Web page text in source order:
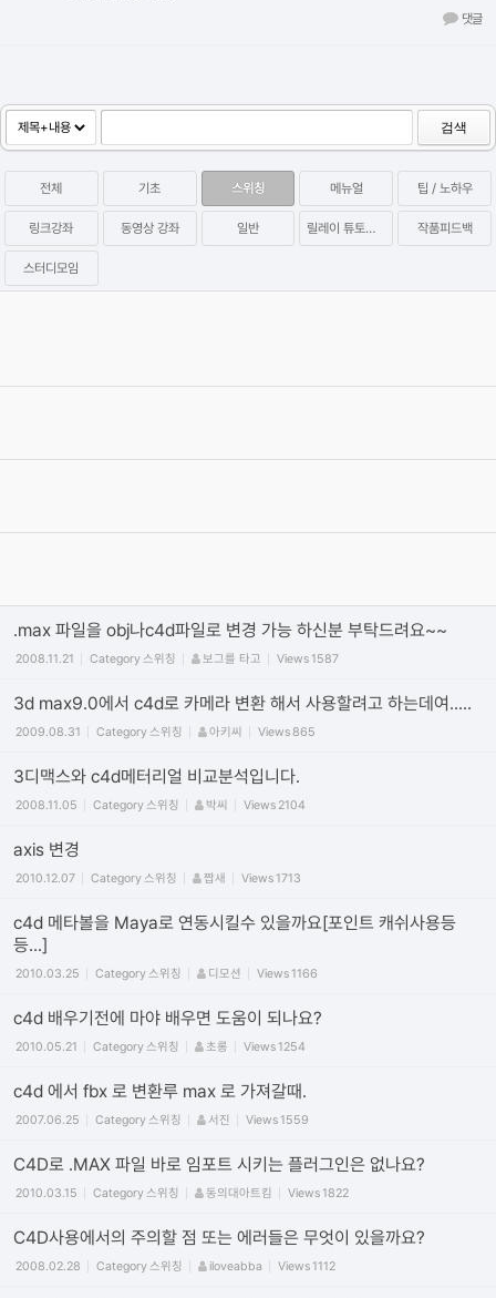
댓글
검색
전체 기초 스위칭 메뉴얼 팁 / 노하우
링크강좌 동영상 강좌 일반 릴레이 튜토리얼 작품피드백
스터디모임
.max 파일을 obj나c4d파일로 변경 가능 하신분 부탁드려요~~
2008.11.21 Category스위칭 보그를 타고 Views1587
3d max9.0에서 c4d로 카메라 변환 해서 사용할려고 하는데여.....
2009.08.31 Category스위칭 아키씨 Views865
3디맥스와 c4d메터리얼 비교분석입니다.
2008.11.05 Category스위칭 박씨 Views 2104
axis 변경
2010.12.07 Category스위칭 짭새 Views1713
c4d 메타볼을 Maya로 연동시킬수 있을까요[포인트 캐쉬사용등
등...]
2010.03.25 Category스위칭 디모션 Views1166
c4d 배우기전에 마야 배우면 도움이 되나요?
2010.05.21 Category스위칭 초롱 Views1254
c4d 에서 fbx 로 변환루 max 로 가져갈때.
2007.06.25 Category스위칭 서진 Views1559
C4D로 .MAX 파일 바로 임포트 시키는 플러그인은 없나요?
2010.03.15 Category스위칭 동의대아트킴 Views1822
C4D사용에서의 주의할 점 또는 에러들은 무엇이 있을까요?
2008.02.28 Category스위칭 iloveabba Views1112